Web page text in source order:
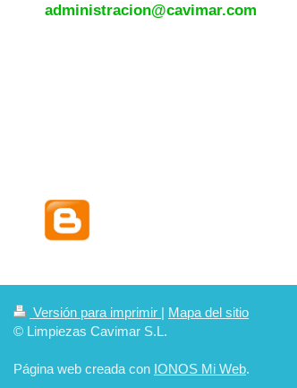
administracion@cavimar.com
Versión para imprimir | Mapa del sitio
© Limpiezas Cavimar S.L.
Página web creada con IONOS Mi Web.